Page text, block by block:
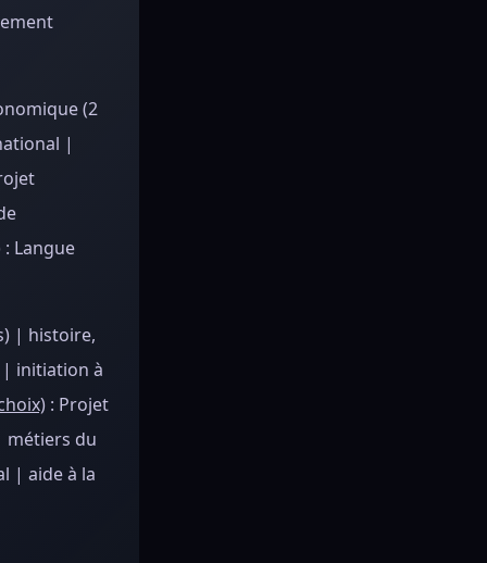
(2
|
: Langue
| histoire,
| initiation à
: Projet
métiers du
| aide à la